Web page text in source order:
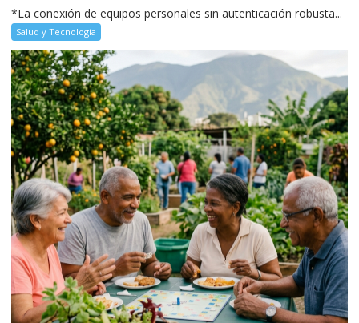
*La conexión de equipos personales sin autenticación robusta...
Salud y Tecnología